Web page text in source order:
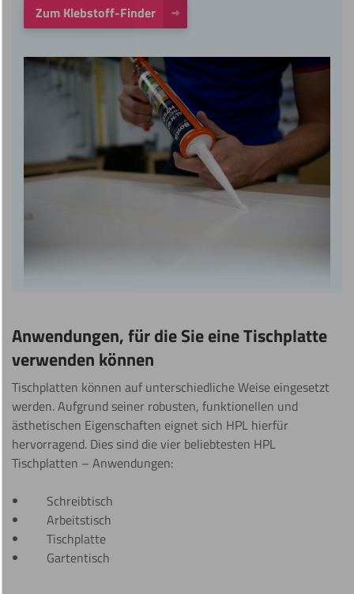
Zum Klebstoff-Finder
Anwendungen, für die Sie eine Tischplatte
verwenden können
Tischplatten können auf unterschiedliche Weise eingesetzt
werden. Aufgrund seiner robusten, funktionellen und
ästhetischen Eigenschaften eignet sich HPL hierfür
hervorragend. Dies sind die vier beliebtesten HPL
Tischplatten – Anwendungen:
Schreibtisch
Arbeitstisch
Tischplatte
Gartentisch